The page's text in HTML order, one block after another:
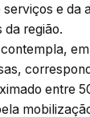
e da
da região.
entre